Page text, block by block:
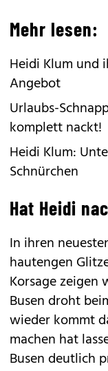
Mehr lesen:
Heidi Klum und
Angebot
Urlaubs-
komplett nackt!
Heidi Klum:
Schnürchen
Hat Heidi
In ihren
hautengen
Korsage zeigen
Busen droht
wieder kommt
machen hat
Busen deutlich